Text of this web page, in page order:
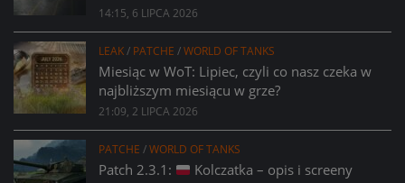
14:15, 6 LIPCA 2026
LEAK/ PATCHE /WORLD OF TANKS
Miesiąc w WoT: Lipiec, czyli co nasz czeka w
najbliższym miesiącu w grze?
21:09, 2 LIPCA 2026
PATCHE /WORLD OF TANKS
Patch 2.3.1: Kolczatka – opis i screeny